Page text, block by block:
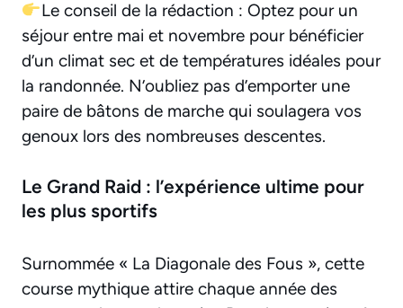
Le conseil de la rédaction : Optez pour un
séjour entre mai et novembre pour bénéficier
d’un climat sec et de températures idéales pour
la randonnée. N’oubliez pas d’emporter une
paire de bâtons de marche qui soulagera vos
genoux lors des nombreuses descentes.
Le Grand Raid : l’expérience ultime pour
les plus sportifs
Surnommée « La Diagonale des Fous », cette
course mythique attire chaque année des